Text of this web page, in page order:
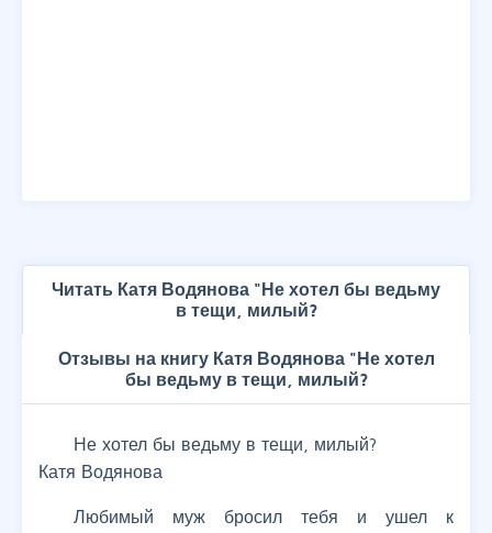
Читать Катя Водянова "Не хотел бы ведьму
в тещи, милый?
Отзывы на книгу Катя Водянова "Не хотел
бы ведьму в тещи, милый?
Не хотел бы ведьму в тещи, милый?
Катя Водянова
Любимый муж бросил тебя и ушел к